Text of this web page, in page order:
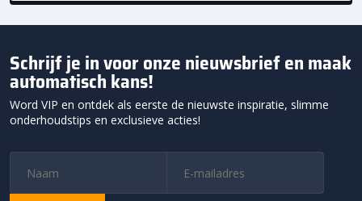
Schrijf je in voor onze nieuwsbrief en maak
automatisch kans!
Word VIP en ontdek als eerste de nieuwste inspiratie, slimme
onderhoudstips en exclusieve acties!